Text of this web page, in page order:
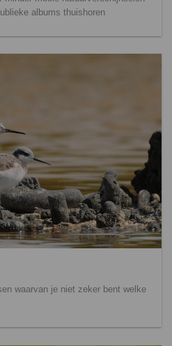
albums thuishoren
waarvan je niet zeker bent welke